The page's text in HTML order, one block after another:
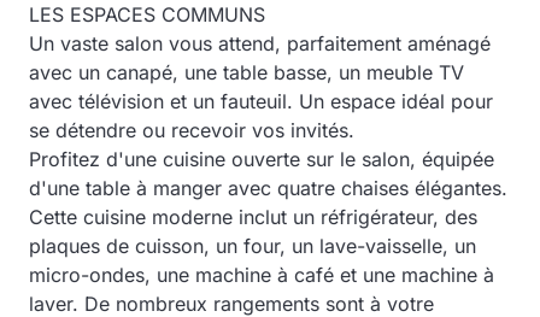
LES ESPACES COMMUNS
Un vaste salon vous attend, parfaitement aménagé
avec un canapé, une table basse, un meuble TV
avec télévision et un fauteuil. Un espace idéal pour
se détendre ou recevoir vos invités.
Profitez d'une cuisine ouverte sur le salon, équipée
d'une table à manger avec quatre chaises élégantes.
Cette cuisine moderne inclut un réfrigérateur, des
plaques de cuisson, un four, un lave-vaisselle, un
micro-ondes, une machine à café et une machine à
laver. De nombreux rangements sont à votre